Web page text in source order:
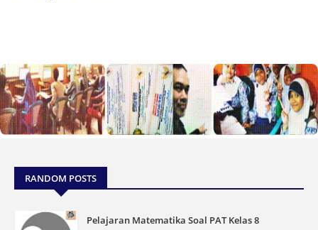
RANDOM POSTS
Pelajaran Matematika Soal PAT Kelas 8